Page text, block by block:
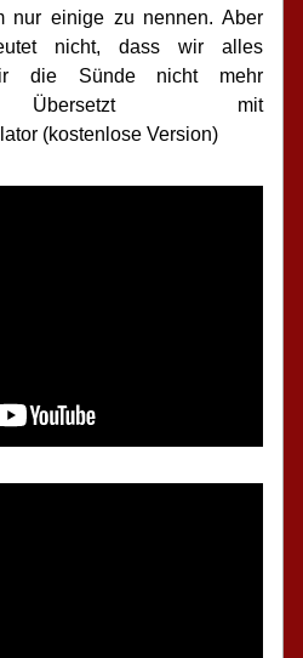
nur einige zu nennen. Aber
nicht, dass wir alles
die Sünde nicht mehr
Übersetzt mit
(kostenlose Version)